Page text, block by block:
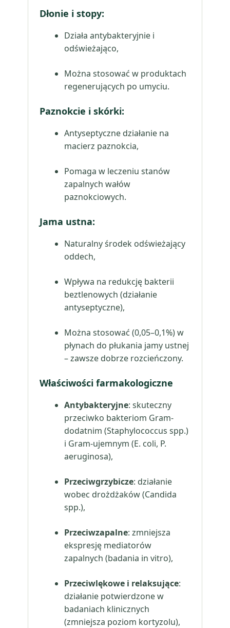
Dłonie i stopy:
Działa antybakteryjnie i
odświeżająco,
Można stosować w produktach
regenerujących po umyciu.
Paznokcie i skórki:
Antyseptyczne działanie na
macierz paznokcia,
Pomaga w leczeniu stanów
zapalnych wałów
paznokciowych.
Jama ustna:
Naturalny środek odświeżający
oddech,
Wpływa na redukcję bakterii
beztlenowych (działanie
antyseptyczne),
Można stosować (0,05–0,1%) w
płynach do płukania jamy ustnej
– zawsze dobrze rozcieńczony.
Właściwości farmakologiczne
Antybakteryjne: skuteczny
przeciwko bakteriom Gram-
dodatnim (Staphylococcus spp.)
i Gram-ujemnym (E. coli, P.
aeruginosa),
Przeciwgrzybicze: działanie
wobec drożdżaków (Candida
spp.),
Przeciwzapalne: zmniejsza
ekspresję mediatorów
zapalnych (badania in vitro),
Przeciwlękowe i relaksujące:
działanie potwierdzone w
badaniach klinicznych
(zmniejsza poziom kortyzolu),